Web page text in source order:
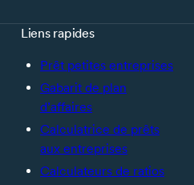
Liens rapides
Prêt petites entreprises
Gabarit de plan
d’affaires
Calculatrice de prêts
aux entreprises
Calculateurs de ratios